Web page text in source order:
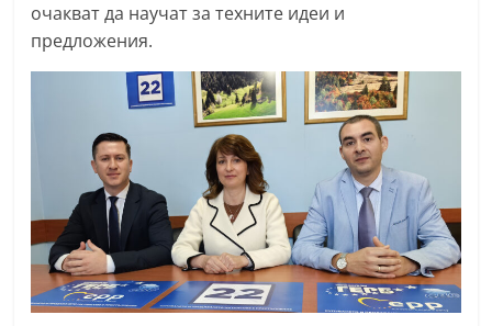
z
a
n
l
.
n
f
очакват да научат за техните идеи и
предложения.